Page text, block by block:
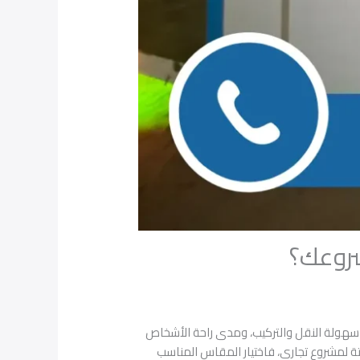
سهولة النقل والتركيب، ومدى راحة الأشخاص
تجاري، فاختيار المقاس المناسب